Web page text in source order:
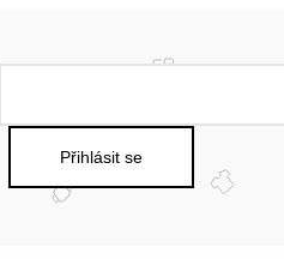
Přihlásit se